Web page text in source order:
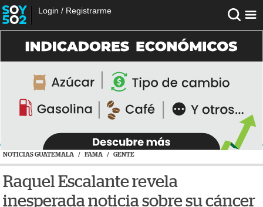
Login / Registrarme
NOTICIAS GUATEMALA / FAMA / GENTE
Raquel Escalante revela
inesperada noticia sobre su cáncer